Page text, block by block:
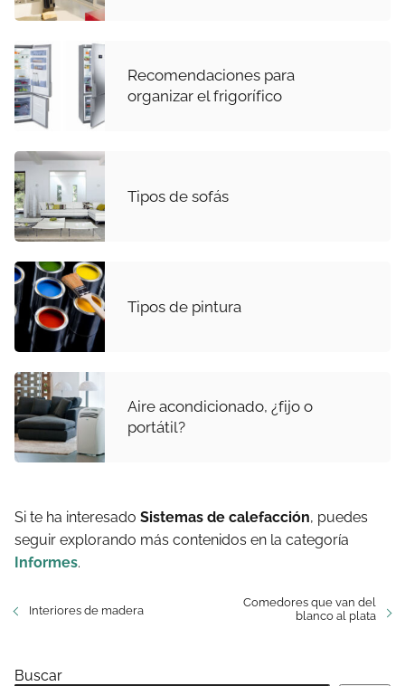
Recomendaciones para
organizar el frigorífico
Tipos de sofás
Tipos de pintura
Aire acondicionado, ¿fijo o
portátil?
Si te ha interesado Sistemas de calefacción, puedes
seguir explorando más contenidos en la categoría
Informes.
Interiores de madera
Comedores que van del
blanco al plata
Buscar